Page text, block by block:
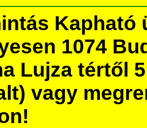
Kapható
1074
Lujza tértől
vagy